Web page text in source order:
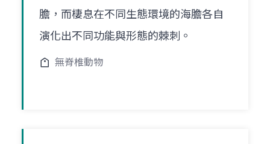
膽，而棲息在不同生態環境的海膽各自
演化出不同功能與形態的棘刺。
無脊椎動物